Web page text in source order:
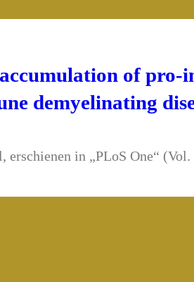
of pro-
demyelinating
erschienen in „PLoS One“